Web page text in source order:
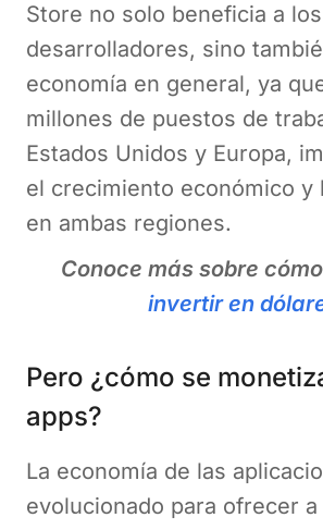
Store no solo beneficia a los
desarrolladores, sino
economía en general, ya
millones de puestos de
Estados Unidos y Europa,
el crecimiento económico y
en ambas regiones.
Conoce más sobre
invertir en
Pero ¿cómo se
apps?
La economía de las
evolucionado para ofrecer a